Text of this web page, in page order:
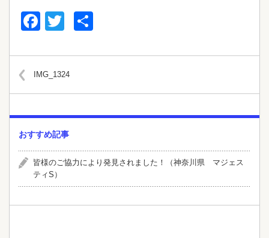
Facebook
Twitter
IMG_1324
おすすめ記事
皆様のご協力により発見されました！（神奈川県 マジェス
ティS）